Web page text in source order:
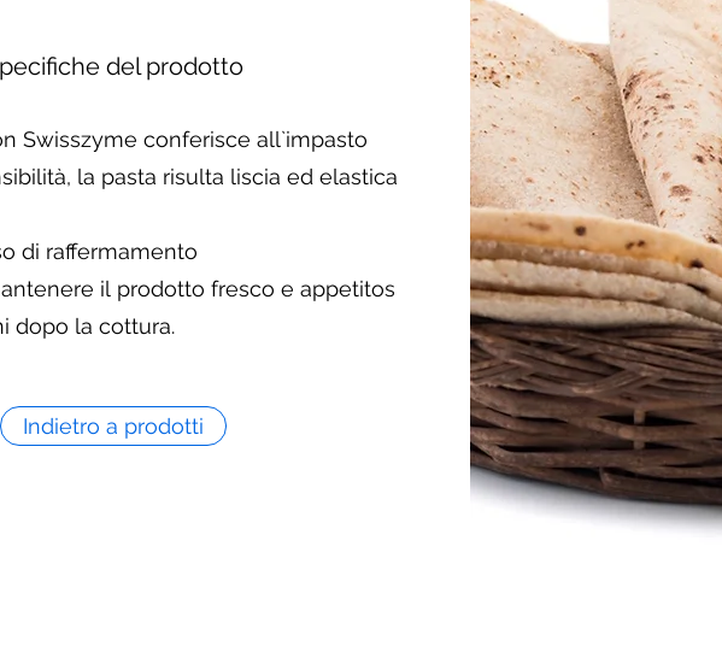
del prodotto
Swisszyme conferisce all`impasto
la pasta risulta liscia ed elastica
di raffermamento
il prodotto fresco e appetitos
dopo la cottura.
Indietro a prodotti